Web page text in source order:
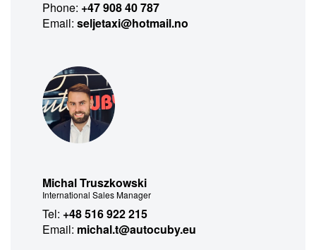
Phone: +47 908 40 787
Email: seljetaxi@hotmail.no
Michal Truszkowski
International Sales Manager
Tel: +48 516 922 215
Email: michal.t@autocuby.eu